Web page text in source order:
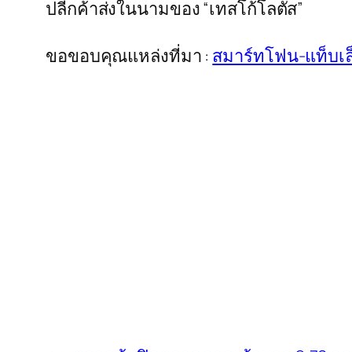
ปลีกค้าส่งในนามของ “เทสโก้โลตัส”
ขอขอบคุณแหล่งที่มา : สมาร์ทโฟน-แท็บเ